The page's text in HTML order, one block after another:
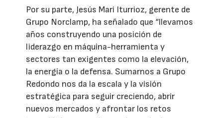
Por su parte, Jesús Mari Iturrioz, gerente de
Grupo Norclamp, ha señalado que “llevamos
años construyendo una posición de
liderazgo en máquina-herramienta y
sectores tan exigentes como la elevación,
la energía o la defensa. Sumarnos a Grupo
Redondo nos da la escala y la visión
estratégica para seguir creciendo, abrir
nuevos mercados y afrontar los retos